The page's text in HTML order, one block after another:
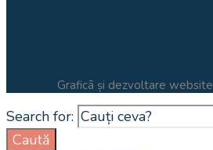
Graficã și dezvoltare website
Search for:
Caută